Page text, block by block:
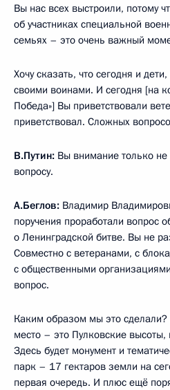
Вы нас всех выстроили, потому
об участниках специальной
семьях – это очень важный
Хочу сказать, что сегодня и
своими воинами. И сегодня [на
Победа»] Вы приветствовали
приветствовал. Сложных
В.Путин: Вы внимание только не
вопросу.
А.Беглов: Владимир
поручения проработали вопрос
о Ленинградской битве. Вы не
Совместно с ветеранами, с
с общественными
вопрос.
Каким образом мы это
место – это Пулковские
Здесь будет монумент и
парк – 17 гектаров земли на
первая очередь. И плюс ещё